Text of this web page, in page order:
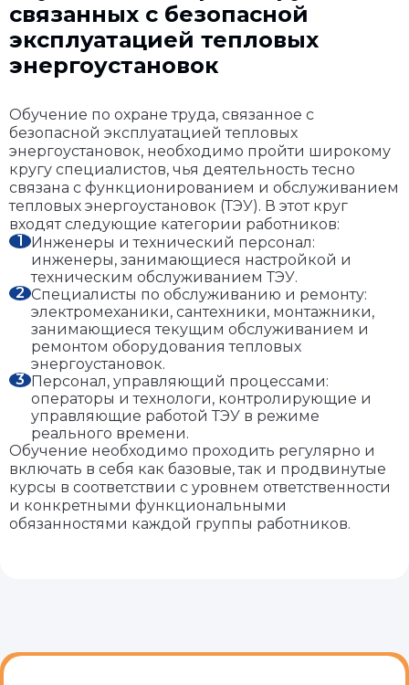
связанных с безопасной
эксплуатацией тепловых
энергоустановок
Обучение по охране труда, связанное с
безопасной эксплуатацией тепловых
энергоустановок, необходимо пройти широкому
кругу специалистов, чья деятельность тесно
связана с функционированием и обслуживанием
тепловых энергоустановок (ТЭУ). В этот круг
входят следующие категории работников:
Инженеры и технический персонал:
инженеры, занимающиеся настройкой и
техническим обслуживанием ТЭУ.
Специалисты по обслуживанию и ремонту:
электромеханики, сантехники, монтажники,
занимающиеся текущим обслуживанием и
ремонтом оборудования тепловых
энергоустановок.
Персонал, управляющий процессами:
операторы и технологи, контролирующие и
управляющие работой ТЭУ в режиме
реального времени.
Обучение необходимо проходить регулярно и
включать в себя как базовые, так и продвинутые
курсы в соответствии с уровнем ответственности
и конкретными функциональными
обязанностями каждой группы работников.